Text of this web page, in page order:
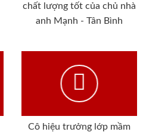
chất lượng tốt của chủ nhà
anh Mạnh - Tân Bình
Cô hiệu trưởng lớp mầm